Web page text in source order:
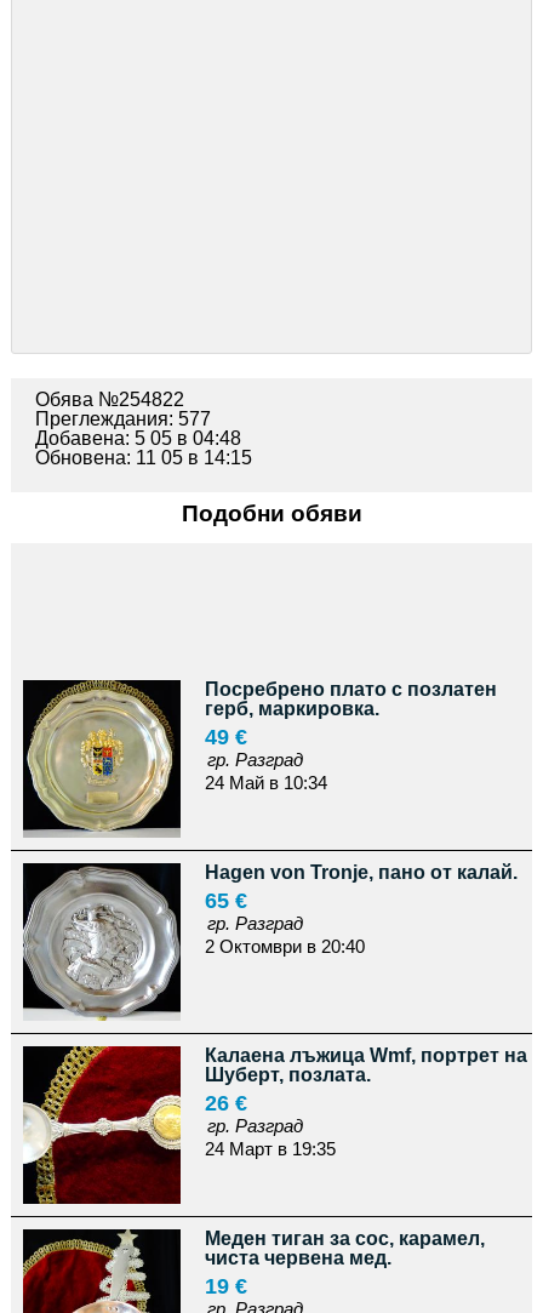
Обява №254822
Преглеждания: 577
Добавена: 5 05 в 04:48
Обновена: 11 05 в 14:15
Подобни обяви
Посребрено плато с позлатен
герб, маркировка.
49 €
гр. Разград
24 Май в 10:34
Hagen von Tronje, пано от калай.
65 €
гр. Разград
2 Октомври в 20:40
Калаена лъжица Wmf, портрет на
Шуберт, позлата.
26 €
гр. Разград
24 Март в 19:35
Меден тиган за сос, карамел,
чиста червена мед.
19 €
гр. Разград